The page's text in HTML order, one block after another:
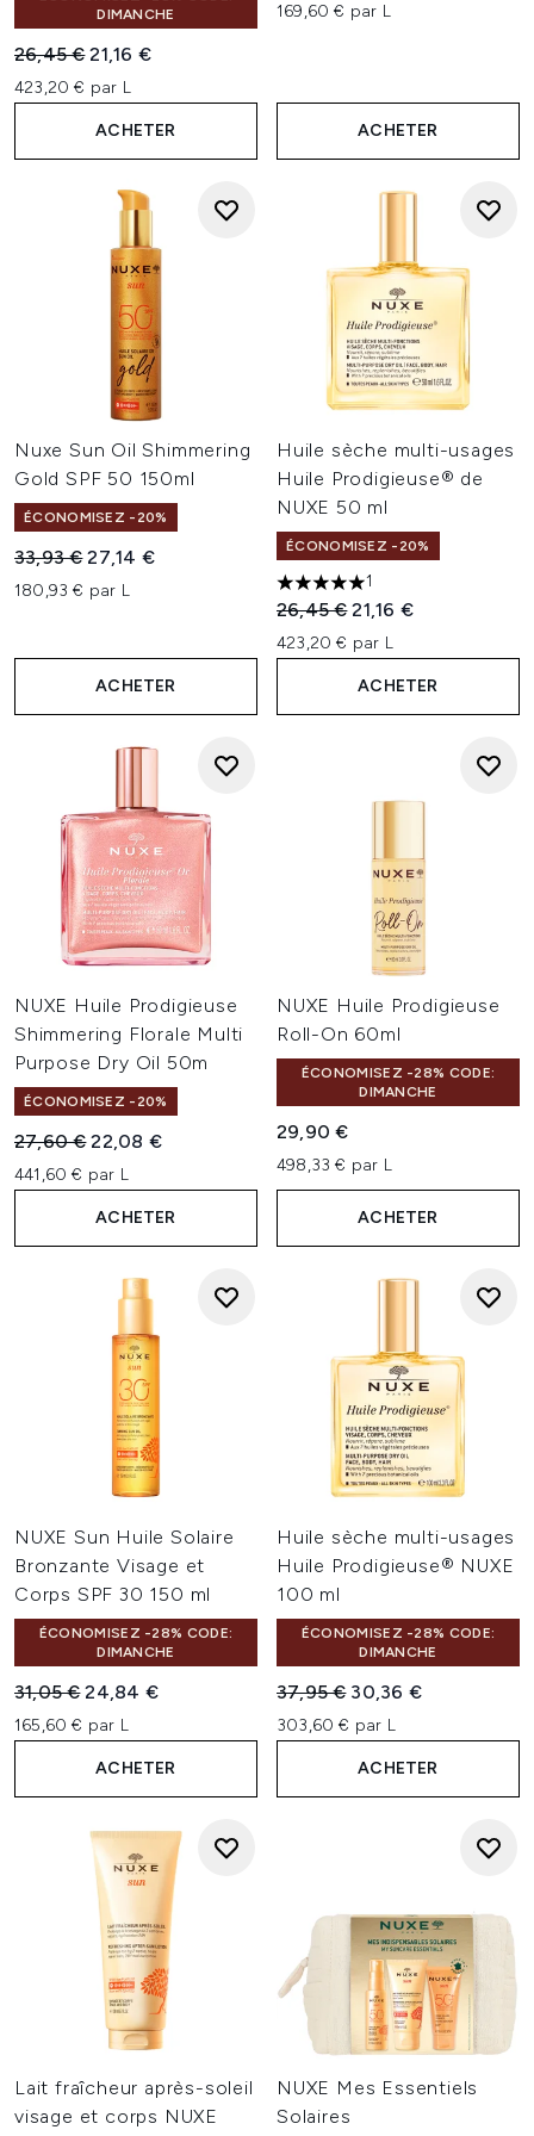
DIMANCHE
Prix de vente :
26,45 €Prix ​​actuel :
21,16 €
423,20 € par L
ACHETER
169,60 € par L
ACHETER
Nuxe Sun Oil Shimmering
Gold SPF 50 150ml
ÉCONOMISEZ -20%
Prix de vente :
33,93 €Prix ​​actuel :
27,14 €
180,93 € par L
ACHETER
Huile sèche multi-usages
Huile Prodigieuse® de
NUXE 50 ml
ÉCONOMISEZ -20%
5 étoiles sur un maximum de
1
Prix de vente :
26,45 €Prix ​​actuel :
21,16 €
423,20 € par L
ACHETER
NUXE Huile Prodigieuse
Shimmering Florale Multi
Purpose Dry Oil 50m
ÉCONOMISEZ -20%
Prix de vente :
27,60 €Prix ​​actuel :
22,08 €
441,60 € par L
ACHETER
NUXE Huile Prodigieuse
Roll-On 60ml
ÉCONOMISEZ -28% CODE:
DIMANCHE
29,90 €
498,33 € par L
ACHETER
NUXE Sun Huile Solaire
Bronzante Visage et
Corps SPF 30 150 ml
ÉCONOMISEZ -28% CODE:
DIMANCHE
Prix de vente :
31,05 €Prix ​​actuel :
24,84 €
165,60 € par L
ACHETER
Huile sèche multi-usages
Huile Prodigieuse® NUXE
100 ml
ÉCONOMISEZ -28% CODE:
DIMANCHE
Prix de vente :
37,95 € Prix ​​actuel :
30,36 €
303,60 € par L
ACHETER
Lait fraîcheur après-soleil
visage et corps NUXE
NUXE Mes Essentiels
Solaires